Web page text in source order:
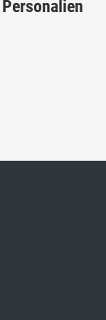
Personalien